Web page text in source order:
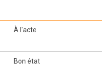
À l'acte
Bon état